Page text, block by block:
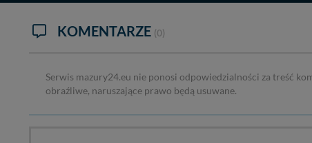
KOMENTARZE (0)
Serwis mazury24.eu nie ponosi odpowiedzialności za treść
obraźliwe, naruszające prawo będą usuwane.